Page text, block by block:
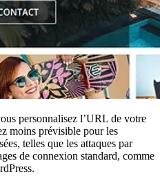
personnalisez l’URL de votre
moins prévisible pour les
telles que les attaques par
de connexion standard, comme